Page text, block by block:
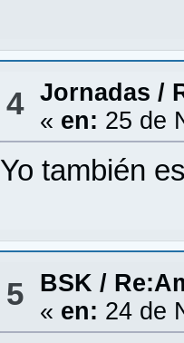
4 Jornadas /
« en: 25 de
Yo también
5 BSK /
« en: 24 de